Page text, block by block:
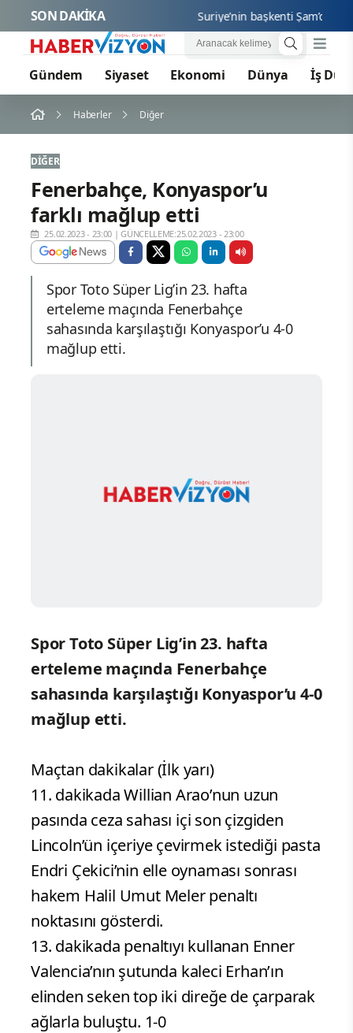
SON DAKİKA Suriye’nin başkenti Şam’da
Gündem Siyaset Ekonomi Dünya İş
Haberler Diğer
DIĞER
Fenerbahçe, Konyaspor’u
farklı mağlup etti
25.02.2023 - 23:00 |GÜNCELLEME:25.02.2023 - 23:00
Spor Toto Süper Lig’in 23. hafta
erteleme maçında Fenerbahçe
sahasında karşılaştığı Konyaspor’u 4-0
mağlup etti.
Spor Toto Süper Lig’in 23. hafta
erteleme maçında Fenerbahçe
sahasında karşılaştığı Konyaspor’u 4-0
mağlup etti.
Maçtan dakikalar (İlk yarı)
11. dakikada Willian Arao’nun uzun
pasında ceza sahası içi son çizgiden
Lincoln’ün içeriye çevirmek istediği pasta
Endri Çekici’nin elle oynaması sonrası
hakem Halil Umut Meler penaltı
noktasını gösterdi.
13. dakikada penaltıyı kullanan Enner
Valencia’nın şutunda kaleci Erhan’ın
elinden seken top iki direğe de çarparak
ağlarla buluştu. 1-0